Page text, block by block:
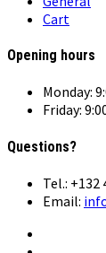
Cart
Opening hours
Monday:
Friday:
Questions?
Tel.: +132
Email: